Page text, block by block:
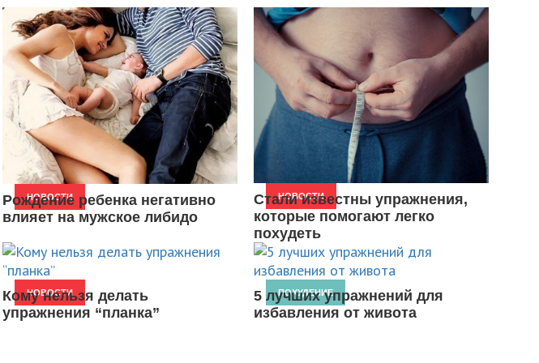
НОВОСТИ
Рождение ребенка негативно
влияет на мужское либидо
НОВОСТИ
Стали известны упражнения,
которые помогают легко
похудеть
НОВОСТИ
Кому нельзя делать
упражнения “планка”
ПОХУДЕНИЕ
5 лучших упражнений для
избавления от живота